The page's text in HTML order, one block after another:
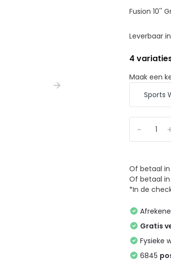
Fusion 10''
Leverbaar
4
Maak een
-
Of betaal
Of betaal
*In de
Gratis
Fysieke
6845